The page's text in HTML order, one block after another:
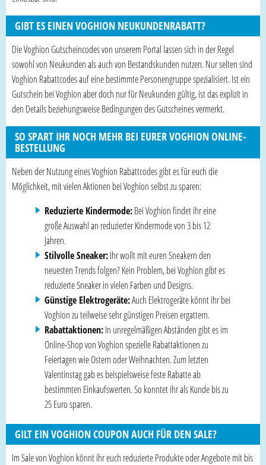
GIBT ES EINEN VOGHION NEUKUNDENRABATT?
Die Voghion Gutscheincodes von unserem Portal lassen sich in der Regel
sowohl von Neukunden als auch von Bestandskunden nutzen. Nur selten sind
Voghion Rabattcodes auf eine bestimmte Personengruppe spezialisiert. Ist ein
Gutschein bei Voghion aber doch nur für Neukunden gültig, ist das explizit in
den Details beziehungsweise Bedingungen des Gutscheines vermerkt.
SO SPART IHR NOCH MEHR BEI EURER VOGHION ONLINE-
BESTELLUNG
Neben der Nutzung eines Voghion Rabattcodes gibt es für euch die
Möglichkeit, mit vielen Aktionen bei Voghion selbst zu sparen:
Reduzierte Kindermode:Bei Voghion findet ihr eine
große Auswahl an reduzierter Kindermode von 3 bis 12
Jahren.
Stilvolle Sneaker:Ihr wollt mit euren Sneakern den
neuesten Trends folgen? Kein Problem, bei Voghion gibt es
reduzierte Sneaker in vielen Farben und Designs.
Günstige Elektrogeräte:Auch Elektrogeräte könnt ihr bei
Voghion zu teilweise sehr günstigen Preisen ergattern.
Rabattaktionen:In unregelmäßigen Abständen gibt es im
Online-Shop von Voghion spezielle Rabattaktionen zu
Feiertagen wie Ostern oder Weihnachten. Zum letzten
Valentinstag gab es beispielsweise feste Rabatte ab
bestimmten Einkaufswerten. So konntet ihr als Kunde bis zu
25 Euro sparen.
GILT EIN VOGHION COUPON AUCH FÜR DEN SALE?
Im Sale von Voghion könnt ihr euch reduzierte Produkte oder Angebote mit bis